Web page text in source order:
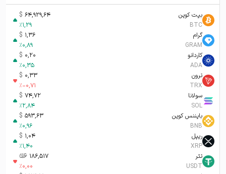
بیت کوین
BTC
64,929,64
$
%1,29
گرام
GRAM
1,36
$
%0,89
کاردانو
ADA
0,20
$
%0,35
ترون
TRX
0,33
$
%-0,71
سولانا
SOL
74,72
$
%2,84
بایننس کوین
BNB
593,63
$
%0,96
ریپل
XRP
1,04
$
%1,40
تتر
USDT
186,517 تومان-ء
%0,00